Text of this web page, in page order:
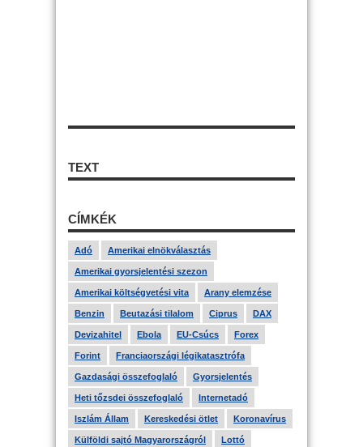
TEXT
CÍMKÉK
Adó Amerikai elnökválasztás
Amerikai gyorsjelentési szezon
Amerikai költségvetési vita Arany elemzése
Benzin Beutazási tilalom Ciprus DAX
Devizahitel Ebola EU-Csúcs Forex
Forint Franciaországi légikatasztrófa
Gazdasági összefoglaló Gyorsjelentés
Heti tőzsdei összefoglaló Internetadó
Iszlám Állam Kereskedési ötlet Koronavírus
Külföldi sajtó Magyarországról Lottó